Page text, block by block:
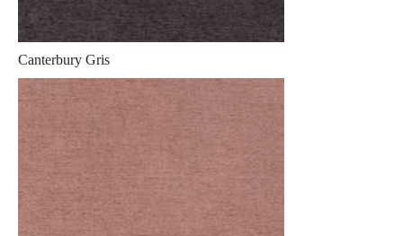
Canterbury Gris